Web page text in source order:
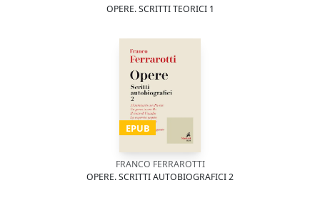
OPERE. SCRITTI TEORICI 1
EPUB
FRANCO FERRAROTTI
OPERE. SCRITTI AUTOBIOGRAFICI 2